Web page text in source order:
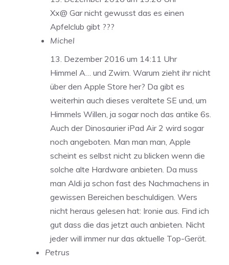
Xx@ Gar nicht gewusst das es einen
Apfelclub gibt ???
Michel
13. Dezember 2016 um 14:11 Uhr
Himmel A… und Zwirn. Warum zieht ihr nicht
über den Apple Store her? Da gibt es
weiterhin auch dieses veraltete SE und, um
Himmels Willen, ja sogar noch das antike 6s.
Auch der Dinosaurier iPad Air 2 wird sogar
noch angeboten. Man man man, Apple
scheint es selbst nicht zu blicken wenn die
solche alte Hardware anbieten. Da muss
man Aldi ja schon fast des Nachmachens in
gewissen Bereichen beschuldigen. Wers
nicht heraus gelesen hat: Ironie aus. Find ich
gut dass die das jetzt auch anbieten. Nicht
jeder will immer nur das aktuelle Top-Gerät.
Petrus